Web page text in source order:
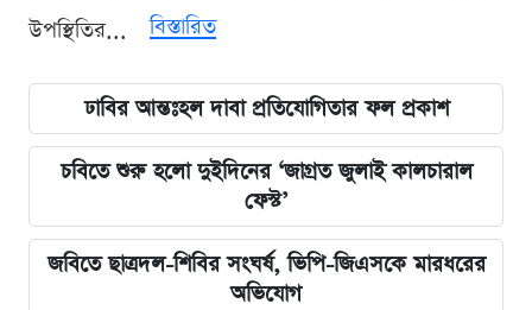
উপস্থিতির...
বিস্তারিত
ঢাবির আন্তঃহল দাবা প্রতিযোগিতার ফল প্রকাশ
চবিতে শুরু হলো দুইদিনের ‘জাগ্রত জুলাই কালচারাল
ফেস্ট’
জবিতে ছাত্রদল-শিবির সংঘর্ষ, ভিপি-জিএসকে মারধরের
অভিযোগ